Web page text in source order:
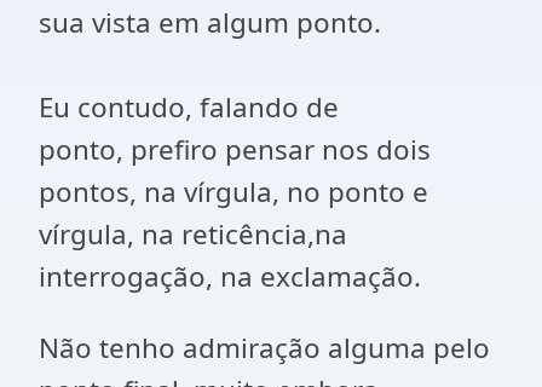
sua vista em algum ponto.
Eu contudo, falando de
ponto, prefiro pensar nos dois
pontos, na vírgula, no ponto e
vírgula, na reticência,na
interrogação, na exclamação.
Não tenho admiração alguma pelo